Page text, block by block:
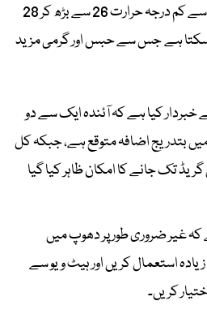
شدت میں اضافہ ہوگا، اور کم سے کم درجہ حرارت 26 سے بڑھ کر 28
ہے جس سے حبس اور گرمی مزید
کیا ہے کہ آئندہ ایک سے دو
بتدریج اضافہ متوقع ہے، جبکہ کل
سینٹی گریڈ تک جانے کا امکان ظاہر کیا گیا
غیر ضروری طور پر دھوپ میں
استعمال کریں اور ہیٹ ویو سے
کریں۔